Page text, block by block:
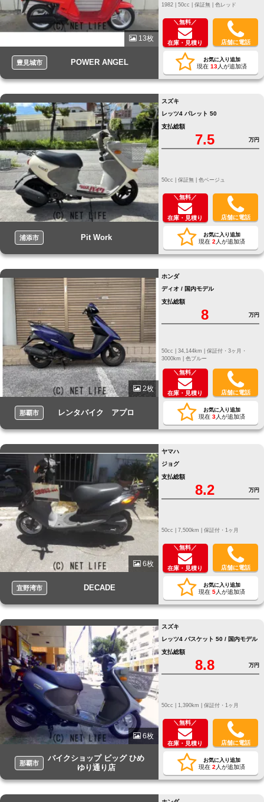
13枚
豊見城市 POWER ANGEL
1982 | 50cc | 保証無 | 色レッド
＼無料／
在庫・見積り 店舗に電話
お気に入り追加
現在 13人が追加済
浦添市 Pit Work
スズキ
レッツ4 パレット 50
支払総額
7.5 万円
50cc | 保証無 | 色ベージュ
＼無料／
在庫・見積り 店舗に電話
お気に入り追加
現在 2 人が追加済
2枚
那覇市 レンタバイク アプロ
ホンダ
ディオ / 国内モデル
支払総額
8 万円
保証付・3ヶ月・
3000km | 色ブルー
＼無料／
在庫・見積り 店舗に電話
お気に入り追加
現在 3人が追加済
6枚
宜野湾市 DECADE
ヤマハ
ジョグ
支払総額
8.2 万円
50cc | 7,500km | 保証付・1ヶ月
＼無料／
在庫・見積り 店舗に電話
お気に入り追加
現在 5人が追加済
6枚
那覇市
バイクショップ ビッグ ひめ
ゆり通り店
スズキ
レッツ4 バスケット 50 / 国内モデル
支払総額
8.8 万円
50cc | 1,390km | 保証付・1ヶ月
＼無料／
在庫・見積り 店舗に電話
お気に入り追加
現在 2 人が追加済